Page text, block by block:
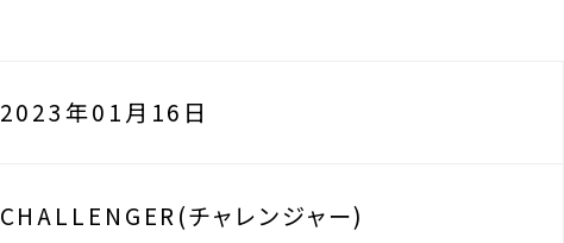
2023年01月16日
CHALLENGER(チャレンジャー)